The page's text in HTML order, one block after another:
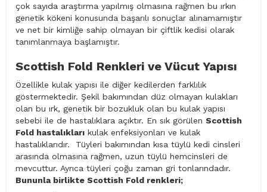
çok sayıda araştırma yapılmış olmasına rağmen bu ırkın
genetik kökeni konusunda başarılı sonuçlar alınamamıştır
ve net bir kimliğe sahip olmayan bir çiftlik kedisi olarak
tanımlanmaya başlamıştır.
Scottish Fold Renkleri ve Vücut Yapısı
Özellikle kulak yapısı ile diğer kedilerden farklılık
göstermektedir. Şekil bakımından düz olmayan kulakları
olan bu ırk, genetik bir bozukluk olan bu kulak yapısı
sebebi ile de hastalıklara açıktır. En sık görülen Scottish
Fold hastalıkları kulak enfeksiyonları ve kulak
hastalıklarıdır. Tüyleri bakımından kısa tüylü kedi cinsleri
arasında olmasına rağmen, uzun tüylü hemcinsleri de
mevcuttur. Ayrıca tüyleri çoğu zaman gri tonlarındadır.
Bununla birlikte Scottish Fold renkleri;